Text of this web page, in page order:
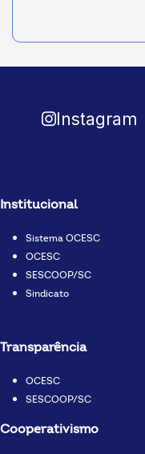
Instagram
Institucional
Sistema OCESC
OCESC
SESCOOP/SC
Sindicato
Transparência
OCESC
SESCOOP/SC
Cooperativismo